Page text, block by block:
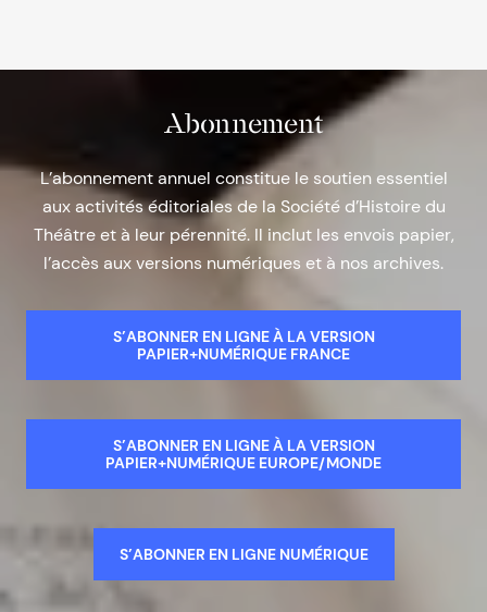
Abonnement
L’abonnement annuel constitue le soutien essentiel
aux activités éditoriales de la Société d’Histoire du
Théâtre et à leur pérennité. Il inclut les envois papier,
l’accès aux versions numériques et à nos archives.
S’ABONNER EN LIGNE À LA VERSION
PAPIER+NUMÉRIQUE FRANCE
S’ABONNER EN LIGNE À LA VERSION
PAPIER+NUMÉRIQUE EUROPE/MONDE
S’ABONNER EN LIGNE NUMÉRIQUE